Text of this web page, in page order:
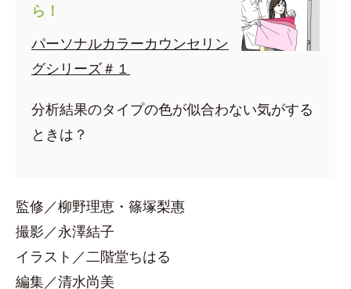
ら！
パーソナルカラーカウンセリン
グシリーズ＃１
分析結果のタイプの色が似合わない気がする
ときは？
監修／柳野理恵・篠塚梨惠
撮影／永澤結子
イラスト／二階堂ちはる
編集／清水尚美